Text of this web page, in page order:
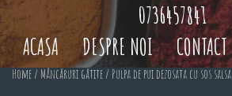
ACASA DESPRE NOI CONTACT
0736457841
Home / Mâncăruri gătite / Pulpa de pui dezosata cu sos salsa